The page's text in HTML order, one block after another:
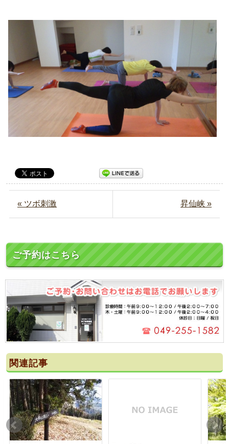
« ツボ刺激 昇仙峡 »
ご予約はこちら
関連記事